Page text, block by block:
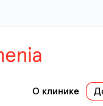
О клинике